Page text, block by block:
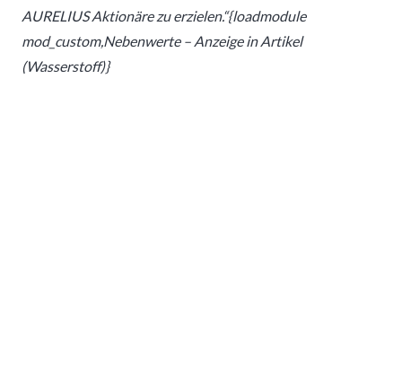
AURELIUS Aktionäre zu erzielen.“{loadmodule
mod_custom,Nebenwerte – Anzeige in Artikel
(Wasserstoff)}